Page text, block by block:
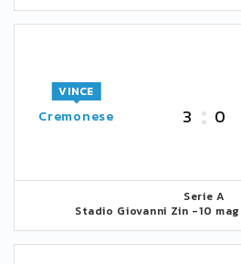
Cremonese
VINCE
3 0
Serie A
Stadio Giovanni Zin -10